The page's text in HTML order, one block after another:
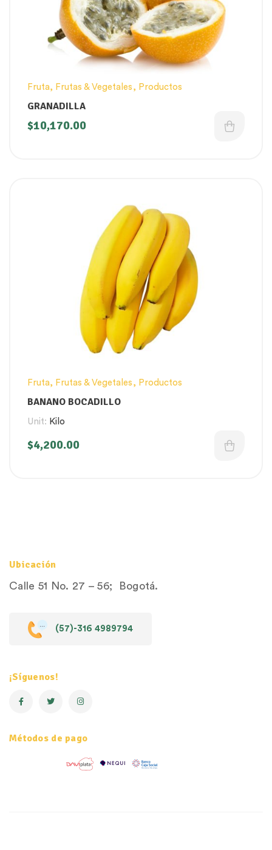
Fruta, Frutas & Vegetales , Productos
GRANADILLA
$10,170.00
Fruta, Frutas & Vegetales , Productos
BANANO BOCADILLO
Unit: Kilo
$4,200.00
Ubicación
Calle 51 No. 27 – 56; Bogotá.
(57)-316 4989794
¡Síguenos!
Métodos de pago